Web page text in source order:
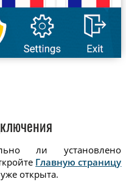
ли установлено
Главную страницу
открыта.